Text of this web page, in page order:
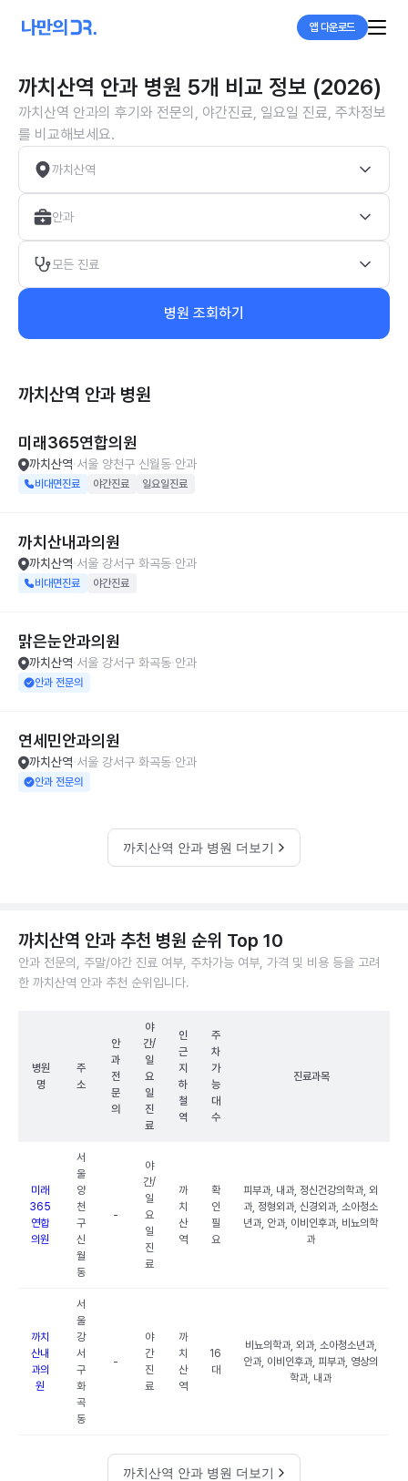
앱 다운로드
까치산역 안과 병원 5개 비교 정보 (2026)
까치산역 안과의 후기와 전문의, 야간진료, 일요일 진료, 주차정보
를 비교해보세요.
까치산역
안과
모든 진료
병원 조회하기
까치산역 안과 병원
미래365연합의원
까치산역 서울 양천구 신월동 안과
비대면진료 야간진료 일요일진료
까치산내과의원
까치산역 서울 강서구 화곡동 안과
비대면진료 야간진료
맑은눈안과의원
까치산역 서울 강서구 화곡동 안과
안과 전문의
연세민안과의원
까치산역 서울 강서구 화곡동 안과
안과 전문의
까치산역 안과 병원 더보기
까치산역 안과 추천 병원 순위 Top 10
안과 전문의, 주말/야간 진료 여부, 주차가능 여부, 가격 및 비용 등을 고려
한 까치산역 안과 추천 순위입니다.
병원
명
주
소
안
과
전
문
의
야
간/
일
요
일
진
료
인
근
지
하
철
역
주
차
가
능
대
수
진료과목
미래
365
연합
의원
서
울
양
천
구
신
월
동
-
야
간/
일
요
일
진
료
까
치
산
역
확
인
필
요
피부과, 내과, 정신건강의학과, 외
과, 정형외과, 신경외과, 소아청소
년과, 안과, 이비인후과, 비뇨의학
과
까치
산내
과의
원
서
울
강
서
구
화
곡
동
-
야
간
진
료
까
치
산
역
16
대
비뇨의학과, 외과, 소아청소년과,
안과, 이비인후과, 피부과, 영상의
학과, 내과
까치산역 안과 병원 더보기